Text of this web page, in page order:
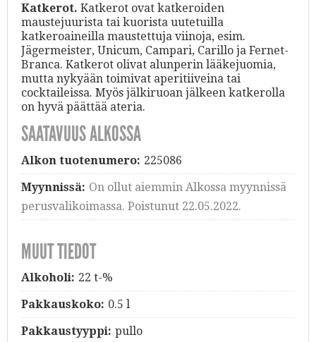
Katkerot. Katkerot ovat katkeroiden
maustejuurista tai kuorista uutetuilla
katkeroaineilla maustettuja viinoja, esim.
Jägermeister, Unicum, Campari, Carillo ja Fernet-
Branca. Katkerot olivat alunperin lääkejuomia,
mutta nykyään toimivat aperitiiveina tai
cocktaileissa. Myös jälkiruoan jälkeen katkerolla
on hyvä päättää ateria.
SAATAVUUS ALKOSSA
Alkon tuotenumero: 225086
Myynnissä: On ollut aiemmin Alkossa myynnissä
perusvalikoimassa. Poistunut 22.05.2022.
MUUT TIEDOT
Alkoholi: 22 t-%
Pakkauskoko: 0.5 l
Pakkaustyyppi: pullo